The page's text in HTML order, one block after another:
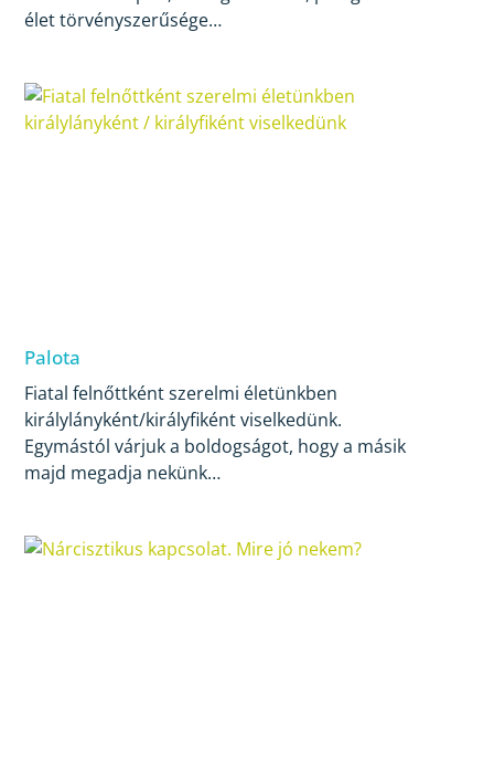
élet törvényszerűsége…
Palota
Fiatal felnőttként szerelmi életünkben
királylányként/királyfiként viselkedünk.
Egymástól várjuk a boldogságot, hogy a másik
majd megadja nekünk…